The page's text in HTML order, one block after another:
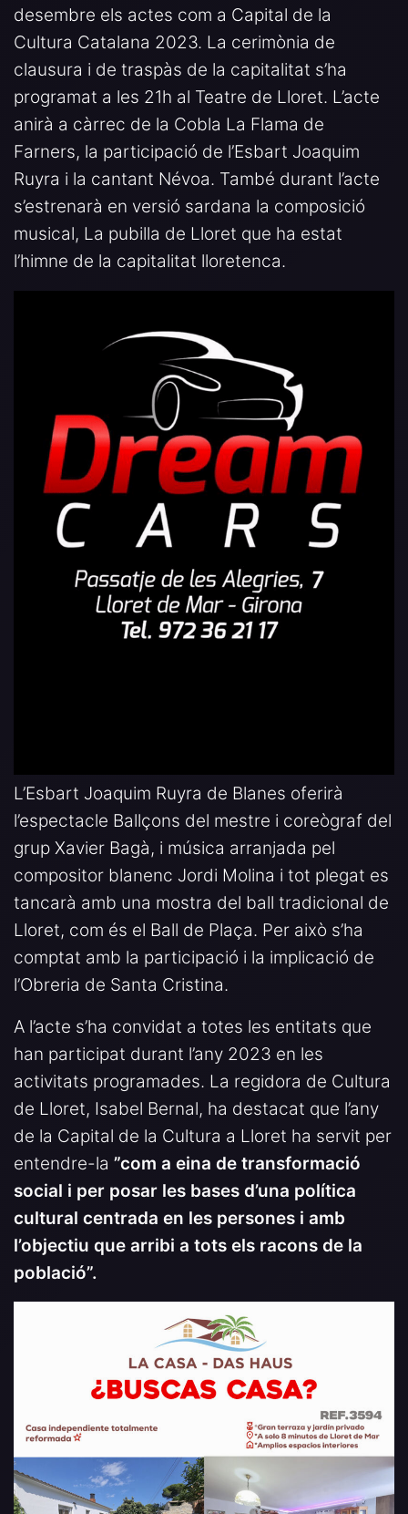
desembre els actes com a Capital de la
Cultura Catalana 2023. La cerimònia de
clausura i de traspàs de la capitalitat s’ha
programat a les 21h al Teatre de Lloret. L’acte
anirà a càrrec de la Cobla La Flama de
Farners, la participació de l’Esbart Joaquim
Ruyra i la cantant Névoa. També durant l’acte
s’estrenarà en versió sardana la composició
musical, La pubilla de Lloret que ha estat
l’himne de la capitalitat lloretenca.
L’Esbart Joaquim Ruyra de Blanes oferirà
l’espectacle Ballçons del mestre i coreògraf del
grup Xavier Bagà, i música arranjada pel
compositor blanenc Jordi Molina i tot plegat es
tancarà amb una mostra del ball tradicional de
Lloret, com és el Ball de Plaça. Per això s’ha
comptat amb la participació i la implicació de
l’Obreria de Santa Cristina.
A l’acte s’ha convidat a totes les entitats que
han participat durant l’any 2023 en les
activitats programades. La regidora de Cultura
de Lloret, Isabel Bernal, ha destacat que l’any
de la Capital de la Cultura a Lloret ha servit per
entendre-la ”com a eina de transformació
social i per posar les bases d’una política
cultural centrada en les persones i amb
l’objectiu que arribi a tots els racons de la
població”.